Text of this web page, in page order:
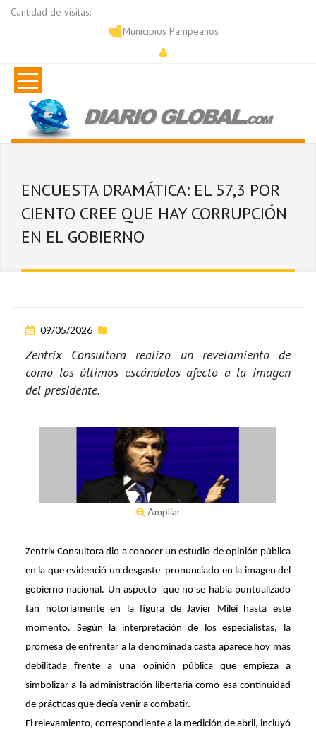
Cantidad de visitas:
Municipios Pampeanos
ENCUESTA DRAMÁTICA: EL 57,3 POR
CIENTO CREE QUE HAY CORRUPCIÓN
EN EL GOBIERNO
09/05/2026
Zentrix Consultora realizo un revelamiento de
como los últimos escándalos afecto a la imagen
del presidente.
Ampliar
Zentrix Consultora dio a conocer un estudio de opinión pública
en la que evidenció un desgaste pronunciado en la imagen del
gobierno nacional. Un aspecto que no se había puntualizado
tan notoriamente en la figura deJavier Milei hasta este
momento. Según la interpretación de los especialistas, la
promesa de enfrentar a la denominada casta aparece hoy más
debilitada frente a una opinión pública que empieza a
simbolizar a la administración libertaria como esa continuidad
de prácticas que decía venir a combatir.
El relevamiento, correspondiente a la medición de abril, incluyó